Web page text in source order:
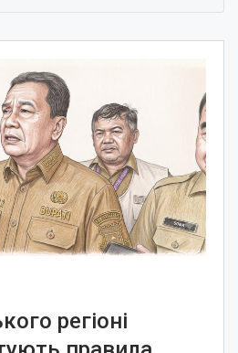
регіоні